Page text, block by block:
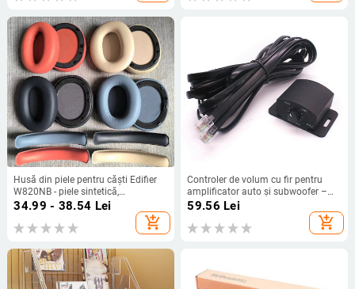
Husă din piele pentru căști Edifier
W820NB - piele sintetică,
personalizată după desene
34.99 - 38.54 Lei
add_shopping_cart
Controler de volum cu fir pentru
amplificator auto și subwoofer –
12V, carcasă din ABS ignifug,
exterior PVC, greutate 0.1, cod
produs 408
59.56 Lei
add_shopping_cart